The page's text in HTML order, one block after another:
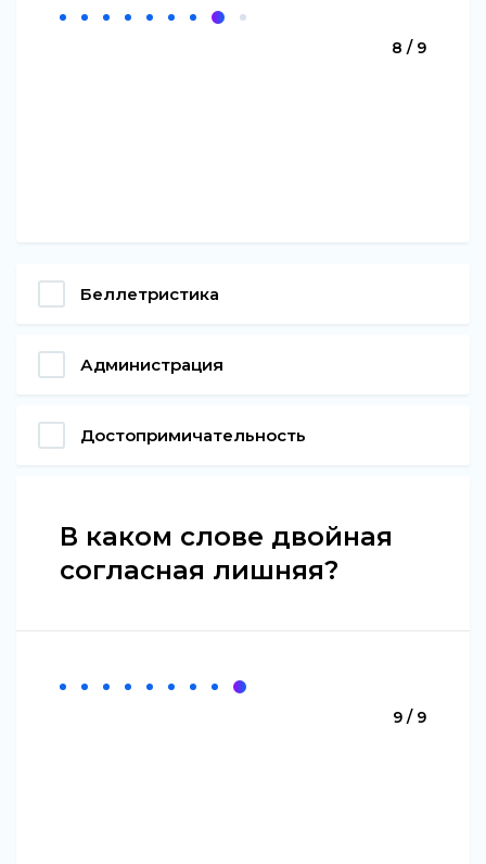
8 / 9
Беллетристика
Администрация
Достопримичательность
В каком слове двойная
согласная лишняя?
9 / 9